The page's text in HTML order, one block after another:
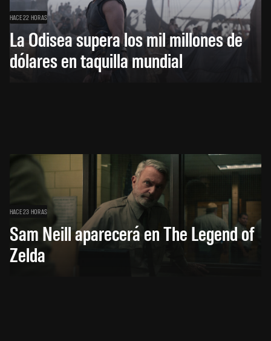
HACE 22 HORAS
La Odisea supera los mil millones de
dólares en taquilla mundial
HACE 23 HORAS
Sam Neill aparecerá en The Legend of
Zelda